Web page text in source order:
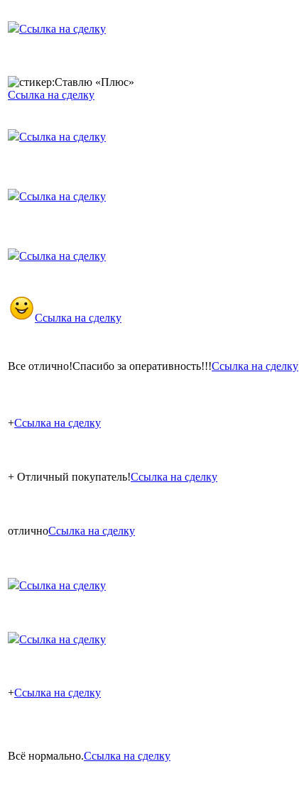
Ссылка на сделку
Ссылка на сделку
Ссылка на сделку
Ссылка на сделку
Ссылка на сделку
Ссылка на сделку
Все отлично!Спасибо за оперативность!!!Ссылка на сделку
+Ссылка на сделку
+ Отличный покупатель!Ссылка на сделку
отличноСсылка на сделку
Ссылка на сделку
Ссылка на сделку
+Ссылка на сделку
Всё нормально.Ссылка на сделку